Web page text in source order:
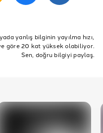
yanlış bilginin yayılma hızı,
göre 20 kat yüksek olabiliyor.
Sen, doğru bilgiyi paylaş.